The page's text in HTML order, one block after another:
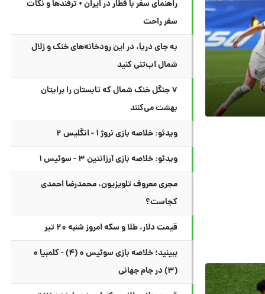
راهنمای سفر با قطار در ایران + ترفندها و نکات
سفر راحت
به جای دریا، در این رودخانه‌های خنک و زلال
شمال آب‌تنی کنید
۷ جنگل خنک شمال که تابستان را برایتان
بهشت می‌کنند
ویدئو: خلاصه بازی نروژ ۱ - انگلیس ۲
ویدئو: خلاصه بازی آرژانتین ۳ - سوئیس ۱
مجری معروف تلویزیون، محمدرضا احمدی
کجاست؟
قیمت دلار، طلا و سکه امروز شنبه ۲۰ تیر
ببینید؛ خلاصه بازی سوئیس ۰ (۴) - کلمبیا ۰
(۳) در جام جهانی